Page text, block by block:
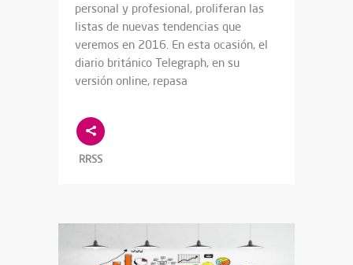
personal y profesional, proliferan las
listas de nuevas tendencias que
veremos en 2016. En esta ocasión, el
diario británico Telegraph, en su
versión online, repasa
RRSS